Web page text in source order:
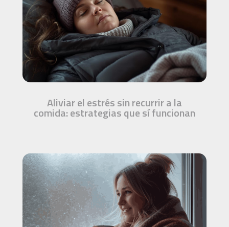
Aliviar el estrés sin recurrir a la
comida: estrategias que sí funcionan